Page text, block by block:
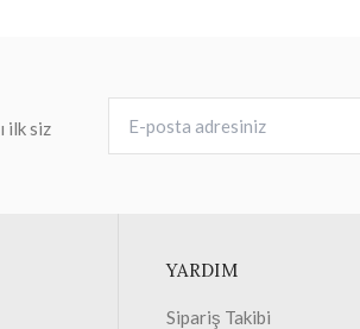
ilk siz
YARDIM
Sipariş Takibi